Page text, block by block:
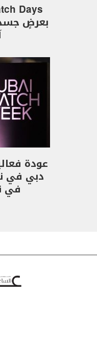
بعرضٍ
عودة
دبي في
في